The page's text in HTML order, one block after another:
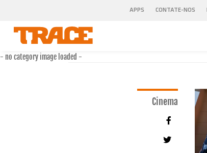
APPS CONTATE-NOS
- no category image loaded -
Cinema